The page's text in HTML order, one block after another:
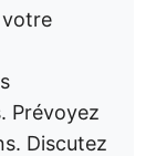
votre
Prévoyez
Discutez